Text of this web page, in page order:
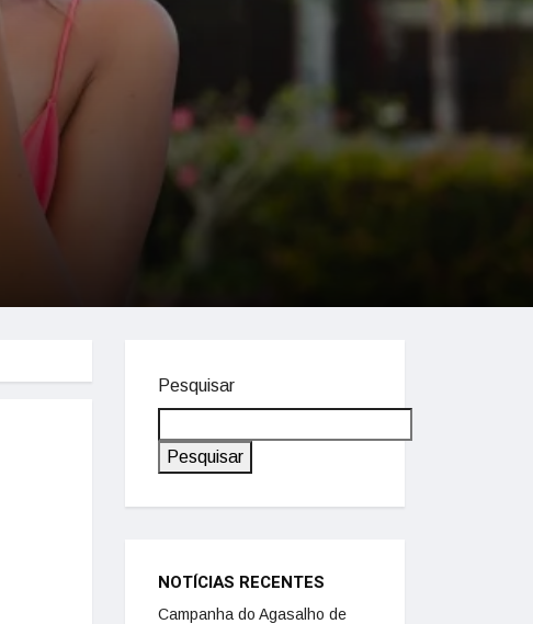
Pesquisar
Pesquisar
NOTÍCIAS RECENTES
Campanha do Agasalho de